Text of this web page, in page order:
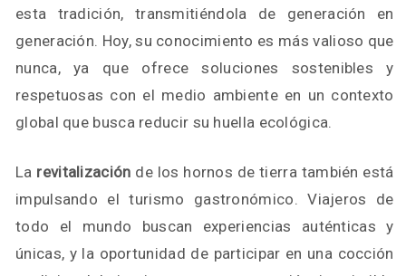
esta tradición, transmitiéndola de generación en
generación. Hoy, su conocimiento es más valioso que
nunca, ya que ofrece soluciones sostenibles y
respetuosas con el medio ambiente en un contexto
global que busca reducir su huella ecológica.
La revitalización de los hornos de tierra también está
impulsando el turismo gastronómico. Viajeros de
todo el mundo buscan experiencias auténticas y
únicas, y la oportunidad de participar en una cocción